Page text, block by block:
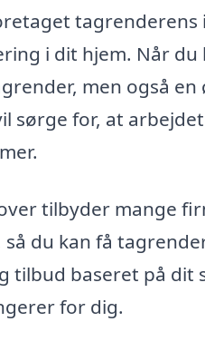
tagrenderens
i dit hjem. Når
men også
sørge for, at
tilbyder mange
så du kan få
tilbud baseret på dit
for dig.